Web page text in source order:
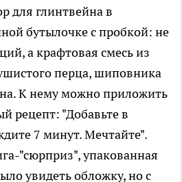
для глинтвейна в
бутылочке с пробкой: не
а крафтовая смесь из
перца, шиповника
К нему можно приложить
рецепт: "Добавьте в
7 минут. Мечтайте".
"сюрприз", упакованная
увидеть обложку, но с